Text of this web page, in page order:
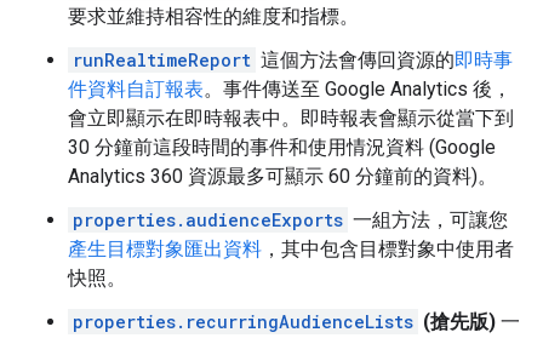
要求並維持相容性的維度和指標。
runRealtimeReport 這個方法會傳回資源的即時事
件資料自訂報表。事件傳送至 Google Analytics 後，
會立即顯示在即時報表中。即時報表會顯示從當下到
30 分鐘前這段時間的事件和使用情況資料 (Google
Analytics 360 資源最多可顯示 60 分鐘前的資料)。
properties.audienceExports 一組方法，可讓您
產生目標對象匯出資料 ，其中包含目標對象中使用者
快照。
properties.recurringAudienceLists (搶先版) 一